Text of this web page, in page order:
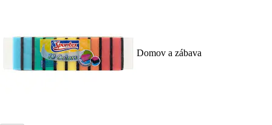
Domov a zábava